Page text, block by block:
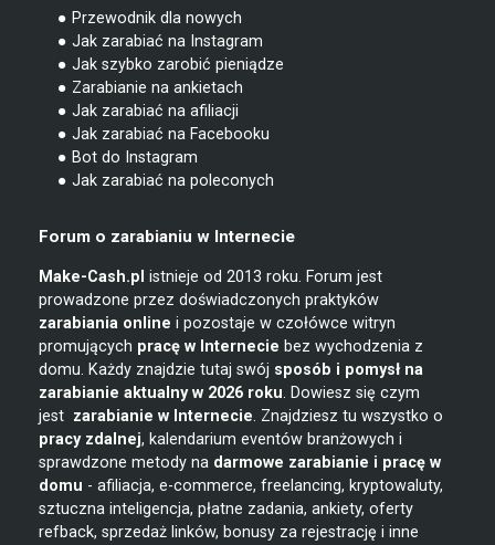
● Przewodnik dla nowych
● Jak zarabiać na Instagram
● Jak szybko zarobić pieniądze
● Zarabianie na ankietach
● Jak zarabiać na afiliacji
● Jak zarabiać na Facebooku
● Bot do Instagram
● Jak zarabiać na poleconych
Forum o zarabianiu w Internecie
Make-Cash.pl istnieje od 2013 roku. Forum jest
prowadzone przez doświadczonych praktyków
zarabiania online i pozostaje w czołówce witryn
promujących pracę w Internecie bez wychodzenia z
domu. Każdy znajdzie tutaj swój sposób i pomysł na
zarabianie aktualny w 2026 roku. Dowiesz się czym
jest zarabianie w Internecie. Znajdziesz tu wszystko o
pracy zdalnej, kalendarium eventów branżowych i
sprawdzone metody na darmowe zarabianie i pracę w
domu - afiliacja, e-commerce, freelancing, kryptowaluty,
sztuczna inteligencja, płatne zadania, ankiety, oferty
refback, sprzedaż linków, bonusy za rejestrację i inne